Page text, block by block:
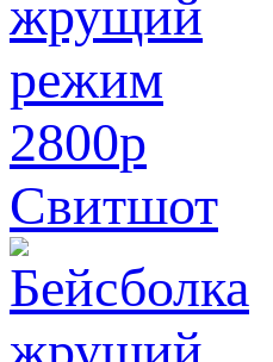
2800p
Свитшот